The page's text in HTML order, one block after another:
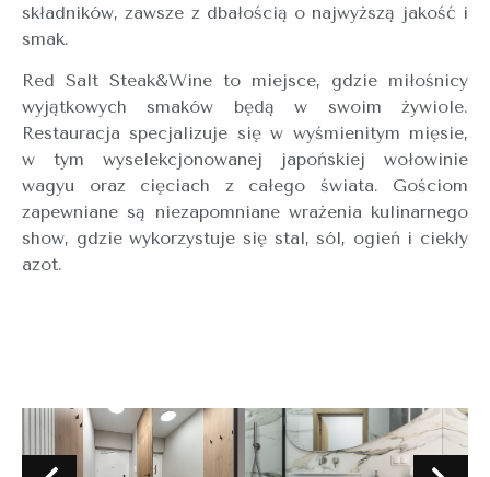
składników, zawsze z dbałością o najwyższą jakość i
smak.
Red Salt Steak&Wine to miejsce, gdzie miłośnicy
wyjątkowych smaków będą w swoim żywiole.
Restauracja specjalizuje się w wyśmienitym mięsie,
w tym wyselekcjonowanej japońskiej wołowinie
wagyu oraz cięciach z całego świata. Gościom
zapewniane są niezapomniane wrażenia kulinarnego
show, gdzie wykorzystuje się stal, sól, ogień i ciekły
azot.